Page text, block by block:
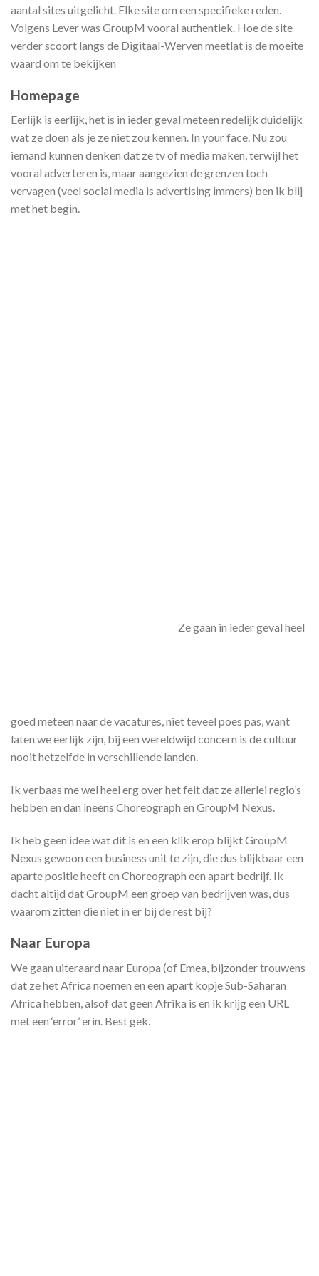
aantal sites uitgelicht. Elke site om een specifieke reden.
Volgens Lever was GroupM vooral authentiek. Hoe de site
verder scoort langs de Digitaal-Werven meetlat is de moeite
waard om te bekijken
Homepage
Eerlijk is eerlijk, het is in ieder geval meteen redelijk duidelijk
wat ze doen als je ze niet zou kennen. In your face. Nu zou
iemand kunnen denken dat ze tv of media maken, terwijl het
vooral adverteren is, maar aangezien de grenzen toch
vervagen (veel social media is advertising immers) ben ik blij
met het begin.
Ze gaan in ieder geval heel
goed meteen naar de vacatures, niet teveel poes pas, want
laten we eerlijk zijn, bij een wereldwijd concern is de cultuur
nooit hetzelfde in verschillende landen.
Ik verbaas me wel heel erg over het feit dat ze allerlei regio’s
hebben en dan ineens Choreograph en GroupM Nexus.
Ik heb geen idee wat dit is en een klik erop blijkt GroupM
Nexus gewoon een business unit te zijn, die dus blijkbaar een
aparte positie heeft en Choreograph een apart bedrijf. Ik
dacht altijd dat GroupM een groep van bedrijven was, dus
waarom zitten die niet in er bij de rest bij?
Naar Europa
We gaan uiteraard naar Europa (of Emea, bijzonder trouwens
dat ze het Africa noemen en een apart kopje Sub-Saharan
Africa hebben, alsof dat geen Afrika is en ik krijg een URL
met een ‘error’ erin. Best gek.